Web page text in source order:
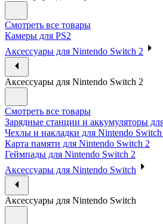
Смотреть все товары
Камеры для PS2
Аксессуары для Nintendo Switch 2
Аксессуары для Nintendo Switch 2
Смотреть все товары
Зарядные станции и аккумуляторы
Чехлы и накладки для Nintendo Switch
Карта памяти для Nintendo Switch 2
Геймпады для Nintendo Switch 2
Аксессуары для Nintendo Switch
Аксессуары для Nintendo Switch